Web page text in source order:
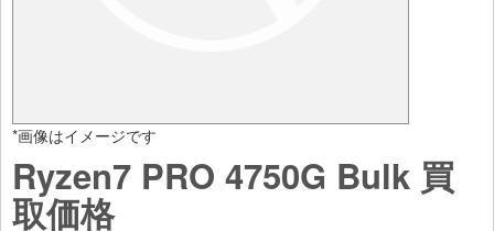
*画像はイメージです
Ryzen7 PRO 4750G Bulk 買
取価格